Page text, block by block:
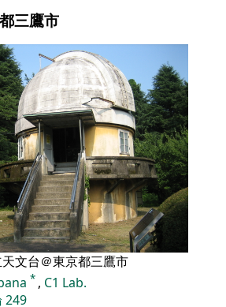
三鷹市
文台＠東京都三鷹市
* , C1 Lab.
249